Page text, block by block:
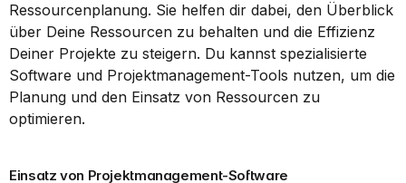
Ressourcenplanung. Sie helfen dir dabei, den Überblick
über Deine Ressourcen zu behalten und die Effizienz
Deiner Projekte zu steigern. Du kannst spezialisierte
Software und Projektmanagement-Tools nutzen, um die
Planung und den Einsatz von Ressourcen zu
optimieren.
Einsatz von Projektmanagement-Software